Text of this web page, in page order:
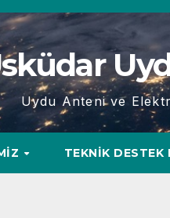
Uydu Anteni ve
TEKNIK DESTEK